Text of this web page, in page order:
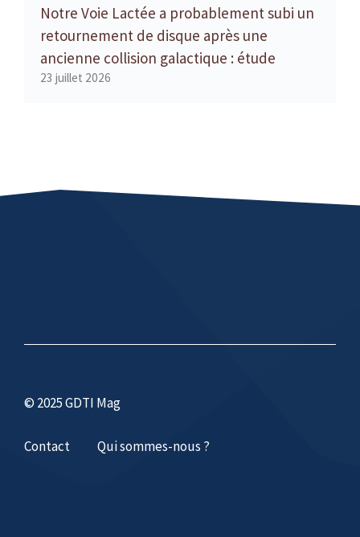
Notre Voie Lactée a probablement subi un
retournement de disque après une
ancienne collision galactique : étude
23 juillet 2026
© 2025 GDTI Mag
Contact Qui sommes-nous ?